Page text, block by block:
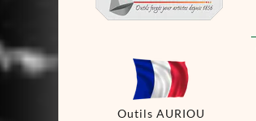
Outils AURIOU